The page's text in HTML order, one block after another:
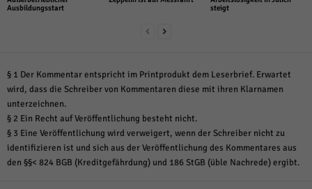
Ausbildungsstart
steigt
§ 1 Der Kommentar entspricht im Printprodukt dem Leserbrief. Erwartet
wird, dass die Schreiber von Kommentaren diese mit ihren Klarnamen
unterzeichnen.
§ 2 Ein Recht auf Veröffentlichung besteht nicht.
§ 3 Eine Veröffentlichung wird verweigert, wenn der Schreiber nicht zu
identifizieren ist und sich aus der Veröffentlichung des Kommentares aus
den §§< 824 BGB (Kreditgefährdung) und 186 StGB (üble Nachrede) ergibt.